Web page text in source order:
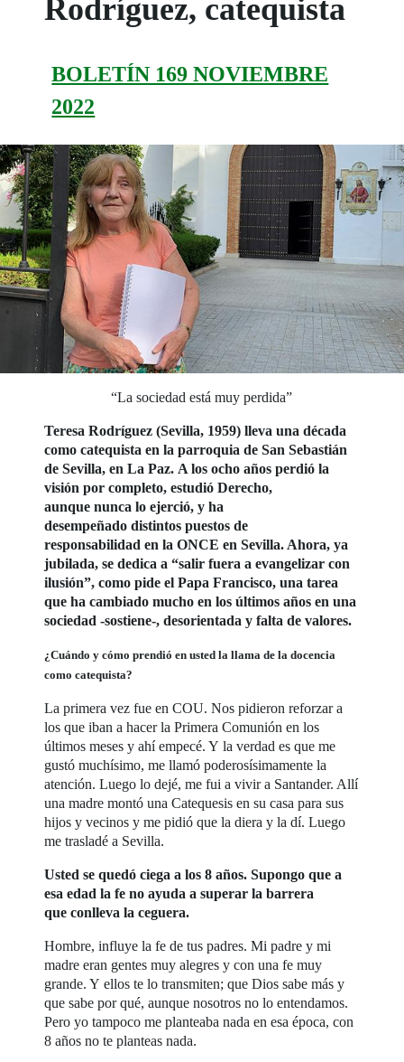
Rodríguez, catequista
BOLETÍN 169 NOVIEMBRE
2022
“La sociedad está muy perdida”
Teresa Rodríguez (Sevilla, 1959) lleva una década
como catequista en la parroquia de San Sebastián
de Sevilla, en La Paz. A los ocho años perdió la
visión por completo, estudió Derecho,
aunque nunca lo ejerció, y ha
desempeñado distintos puestos de
responsabilidad en la ONCE en Sevilla. Ahora, ya
jubilada, se dedica a “salir fuera a evangelizar con
ilusión”, como pide el Papa Francisco, una tarea
que ha cambiado mucho en los últimos años en una
sociedad -sostiene-, desorientada y falta de valores.
¿Cuándo y cómo prendió en usted la llama de la docencia
como catequista?
La primera vez fue en COU. Nos pidieron reforzar a
los que iban a hacer la Primera Comunión en los
últimos meses y ahí empecé. Y la verdad es que me
gustó muchísimo, me llamó poderosísimamente la
atención. Luego lo dejé, me fui a vivir a Santander. Allí
una madre montó una Catequesis en su casa para sus
hijos y vecinos y me pidió que la diera y la dí. Luego
me trasladé a Sevilla.
Usted se quedó ciega a los 8 años. Supongo que a
esa edad la fe no ayuda a superar la barrera
que conlleva la ceguera.
Hombre, influye la fe de tus padres. Mi padre y mi
madre eran gentes muy alegres y con una fe muy
grande. Y ellos te lo transmiten; que Dios sabe más y
que sabe por qué, aunque nosotros no lo entendamos.
Pero yo tampoco me planteaba nada en esa época, con
8 años no te planteas nada.